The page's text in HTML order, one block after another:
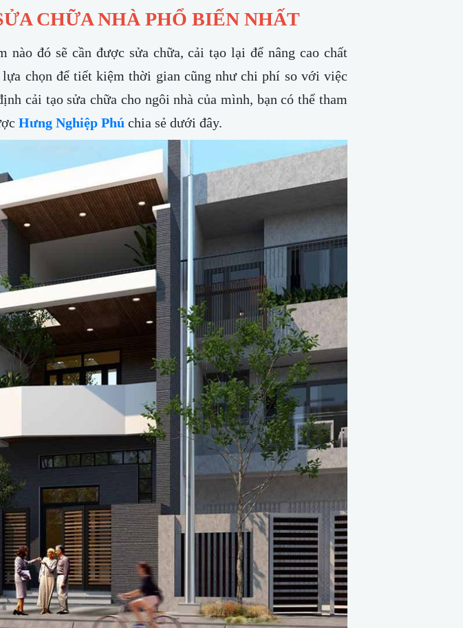
CHỮA NHÀ PHỔ BIẾN NHẤT
đó sẽ cần được sửa chữa, cải tạo lại để nâng cao chất
chọn để tiết kiệm thời gian cũng như chi phí so với việc
cải tạo sửa chữa cho ngôi nhà của mình, bạn có thể tham
Hưng Nghiệp Phú chia sẻ dưới đây.